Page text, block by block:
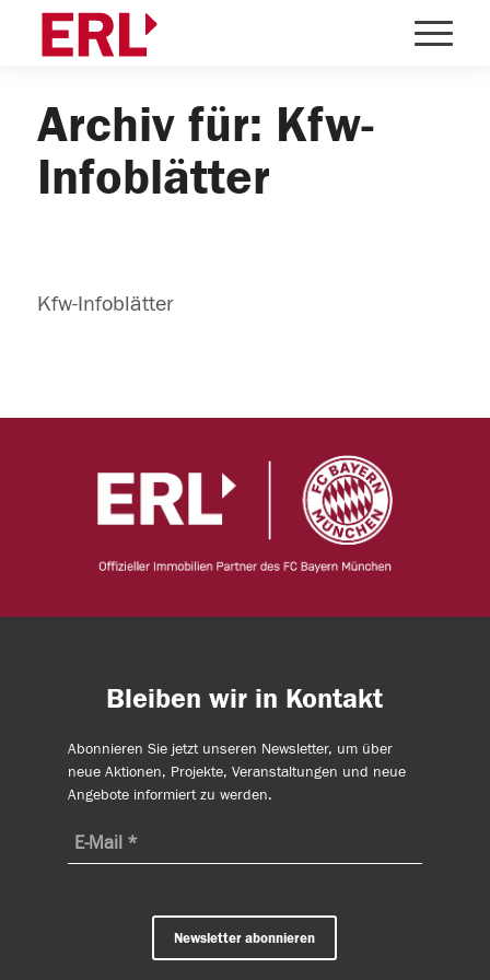
Archiv für: Kfw-
Infoblätter
Kfw-Infoblätter
Bleiben wir in Kontakt
Abonnieren Sie jetzt unseren Newsletter, um über
neue Aktionen, Projekte, Veranstaltungen und neue
Angebote informiert zu werden.
Newsletter abonnieren